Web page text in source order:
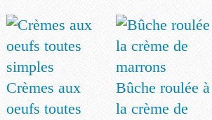
Crèmes aux
oeufs toutes
Bûche roulée à
la crème de